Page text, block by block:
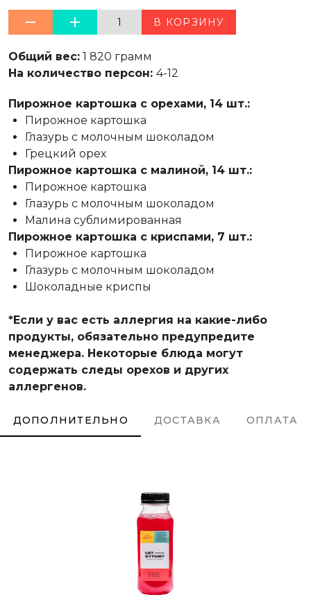
1 В КОРЗИНУ
Общий вес: 1 820 грамм
На количество персон: 4-12
Пирожное картошка с орехами, 14 шт.:
Пирожное картошка
Глазурь с молочным шоколадом
Грецкий орех
Пирожное картошка с малиной, 14 шт.:
Пирожное картошка
Глазурь с молочным шоколадом
Малина сублимированная
Пирожное картошка с криспами, 7 шт.:
Пирожное картошка
Глазурь с молочным шоколадом
Шоколадные криспы
*Если у вас есть аллергия на какие-либо
продукты, обязательно предупредите
менеджера. Некоторые блюда могут
содержать следы орехов и других
аллергенов.
ДОПОЛНИТЕЛЬНО ДОСТАВКА ОПЛАТА